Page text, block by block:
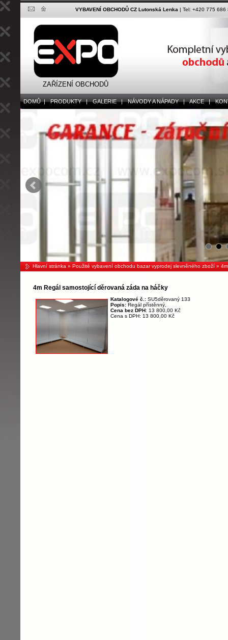
VYBAVENÍ OBCHODŮ CZ Lutonská Lenka | Tel: +420 775
ZAŘÍZENÍ OBCHODŮ
DOMŮ |PRODUKTY |GALERIE |NÁVODY A NÁPADY |AKCE |
Hlavní stránka » Použité vybavení obchodu bazar vyprodej slevněného zboží »
4m Regál samostojící děrovaná záda na háčky
Katalogové č.: SU5děrovaný 133
Popis: Regál přístěnný,
Cena bez DPH: 13 800,00 Kč
Cena s DPH: 13 800,00 Kč